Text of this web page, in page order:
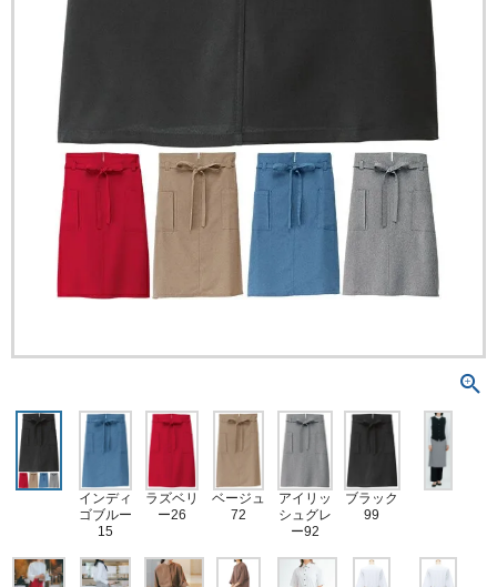
インディ
ゴブルー
15
ラズベリ
ー26
ベージュ
72
アイリッ
シュグレ
ー92
ブラック
99